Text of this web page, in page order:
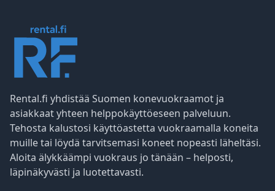
Rental.fi yhdistää Suomen konevuokraamot ja
asiakkaat yhteen helppokäyttöeseen palveluun.
Tehosta kalustosi käyttöastetta vuokraamalla koneita
muille tai löydä tarvitsemasi koneet nopeasti läheltäsi.
Aloita älykkäämpi vuokraus jo tänään – helposti,
läpinäkyvästi ja luotettavasti.